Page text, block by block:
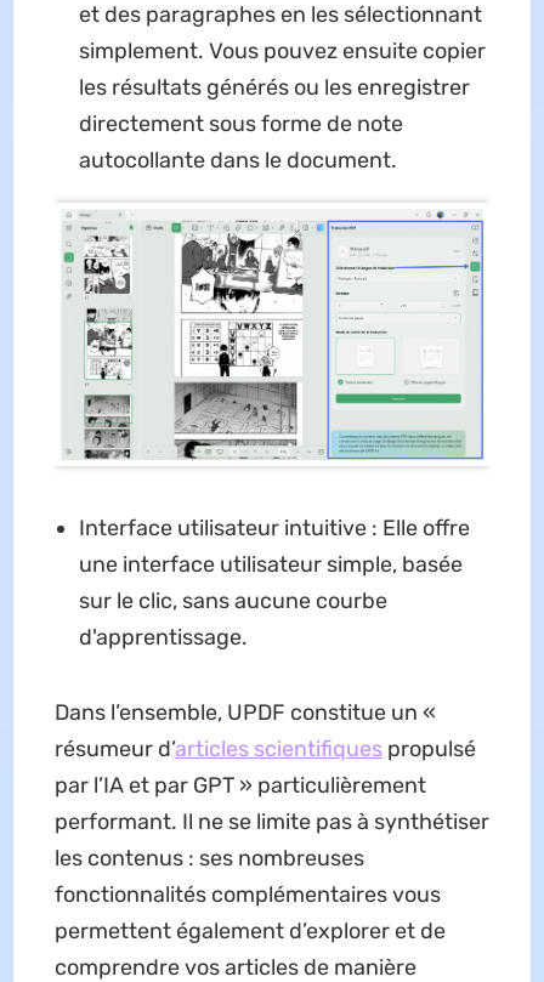
et des paragraphes en les sélectionnant
simplement. Vous pouvez ensuite copier
les résultats générés ou les enregistrer
directement sous forme de note
autocollante dans le document.
Interface utilisateur intuitive : Elle offre
une interface utilisateur simple, basée
sur le clic, sans aucune courbe
d'apprentissage.
Dans l’ensemble, UPDF constitue un «
résumeur d’articles scientifiquespropulsé
par l’IA et par GPT » particulièrement
performant. Il ne se limite pas à synthétiser
les contenus : ses nombreuses
fonctionnalités complémentaires vous
permettent également d’explorer et de
comprendre vos articles de manière